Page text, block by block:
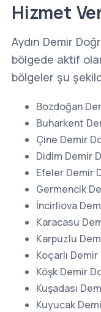
Hizmet
Aydın Demir
bölgede aktif
bölgeler şu
Bozdoğan
Buharkent
Çine Demir
Didim Demir
Efeler Demir
Germencik
İncirliova
Karacasu
Karpuzlu
Koçarlı
Köşk Demir
Kuşadası
Kuyucak